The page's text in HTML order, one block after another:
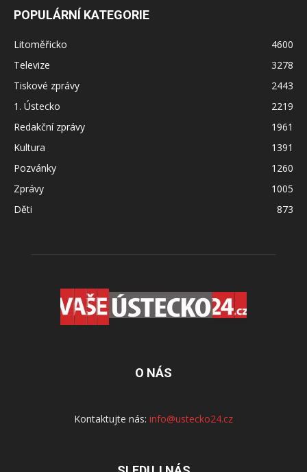
POPULÁRNÍ KATEGORIE
Litoměřicko
4600
Televize
3278
Tiskové zprávy
2443
1. Ústecko
2219
Redakční zprávy
1961
Kultura
1391
Pozvánky
1260
Zprávy
1005
Děti
873
O NÁS
Kontaktujte nás: info@ustecko24.cz